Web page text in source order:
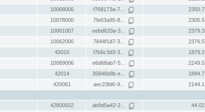
10068006 f768173a-7... 2350.7
10078000 7fe63a95-8... 2305.5
10061007 eebd633a-3... 2379.3
10062000 7644f1d7-3... 2376.5
42015 f7b5c3d3-3... 1879.2
10089006 e6d68ab7-5... 2249.5
42014 35846b8b-e... 1894.7
420061 aec23fd6-9... 2144.1
42800502 ab9d5a42-2... 44.02